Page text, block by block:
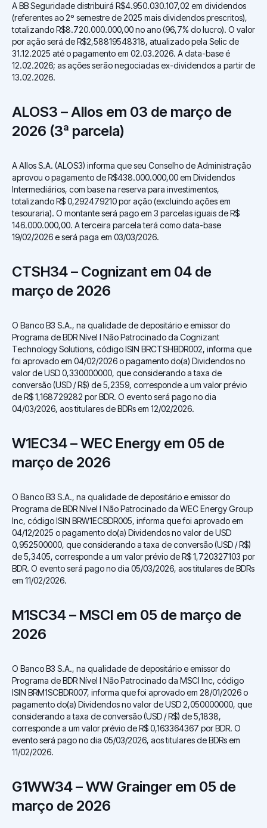
A BB Seguridade distribuirá R$4.950.030.107,02 em dividendos
(referentes ao 2º semestre de 2025 mais dividendos prescritos),
totalizando R$8.720.000.000,00 no ano (96,7% do lucro). O valor
por ação será de R$2,58819548318, atualizado pela Selic de
31.12.2025 até o pagamento em 02.03.2026. A data-base é
12.02.2026; as ações serão negociadas ex-dividendos a partir de
13.02.2026.
ALOS3 – Allos em 03 de março de
2026 (3ª parcela)
A Allos S.A. (ALOS3) informa que seu Conselho de Administração
aprovou o pagamento de R$438.000.000,00 em Dividendos
Intermediários, com base na reserva para investimentos,
totalizando R$ 0,292479210 por ação (excluindo ações em
tesouraria). O montante será pago em 3 parcelas iguais de R$
146.000.000,00. A terceira parcela terá como data-base
19/02/2026 e será paga em 03/03/2026.
CTSH34 – Cognizant em 04 de
março de 2026
O Banco B3 S.A., na qualidade de depositário e emissor do
Programa de BDR Nível I Não Patrocinado da Cognizant
Technology Solutions, código ISIN BRCTSHBDR002, informa que
foi aprovado em 04/02/2026 o pagamento do(a) Dividendos no
valor de USD 0,330000000, que considerando a taxa de
conversão (USD / R$) de 5,2359, corresponde a um valor prévio
de R$ 1,168729282 por BDR. O evento será pago no dia
04/03/2026, aos titulares de BDRs em 12/02/2026.
W1EC34 – WEC Energy em 05 de
março de 2026
O Banco B3 S.A., na qualidade de depositário e emissor do
Programa de BDR Nível I Não Patrocinado da WEC Energy Group
Inc, código ISIN BRW1ECBDR005, informa que foi aprovado em
04/12/2025 o pagamento do(a) Dividendos no valor de USD
0,952500000, que considerando a taxa de conversão (USD / R$)
de 5,3405, corresponde a um valor prévio de R$ 1,720327103 por
BDR. O evento será pago no dia 05/03/2026, aos titulares de BDRs
em 11/02/2026.
M1SC34 – MSCI em 05 de março de
2026
O Banco B3 S.A., na qualidade de depositário e emissor do
Programa de BDR Nível I Não Patrocinado da MSCI Inc, código
ISIN BRM1SCBDR007, informa que foi aprovado em 28/01/2026 o
pagamento do(a) Dividendos no valor de USD 2,050000000, que
considerando a taxa de conversão (USD / R$) de 5,1838,
corresponde a um valor prévio de R$ 0,163364367 por BDR. O
evento será pago no dia 05/03/2026, aos titulares de BDRs em
11/02/2026.
G1WW34 – WW Grainger em 05 de
março de 2026